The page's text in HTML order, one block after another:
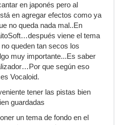
en japonés pero al
en agregar efectos como ya
no queda nada mal..En
viene el tema
queden tan secos los
muy importante...Es saber
que según eso
Vocaloid.
tener las pistas bien
guardadas
un tema de fondo en el